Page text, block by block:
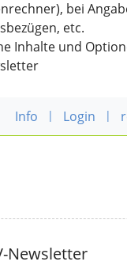
bei
etc.
Inhalte und
Info | Login |
Newsletter